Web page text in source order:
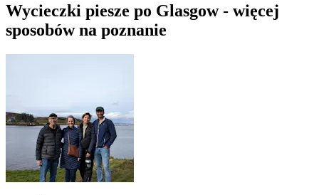
Wycieczki piesze po Glasgow - więcej
sposobów na poznanie